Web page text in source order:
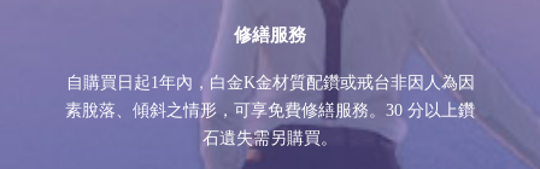
修繕服務
自購買日起1年內，白金K金材質配鑽或戒台非因人為因
素脫落、傾斜之情形，可享免費修繕服務。30 分以上鑽
石遺失需另購買。